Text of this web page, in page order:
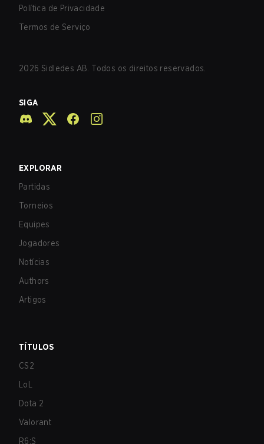
Política de Privacidade
Termos de Serviço
2026 Sidledes AB. Todos os direitos reservados.
SIGA
EXPLORAR
Partidas
Torneios
Equipes
Jogadores
Notícias
Authors
Artigos
TÍTULOS
CS2
LoL
Dota 2
Valorant
R6:S